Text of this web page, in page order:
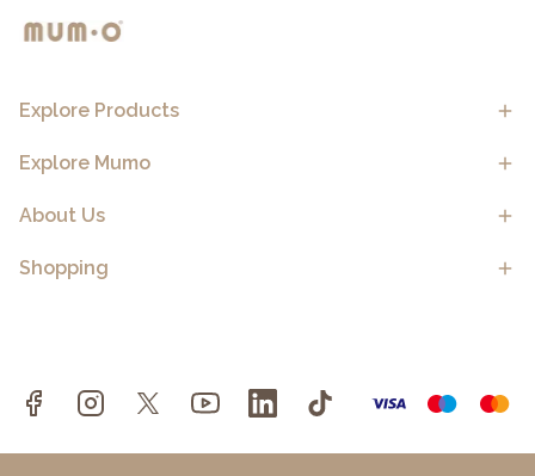
Explore Products
Explore Mumo
About Us
Shopping